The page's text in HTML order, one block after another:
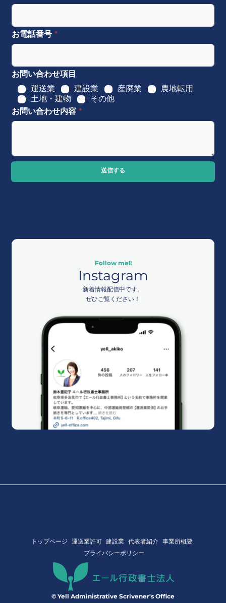
お電話番号*
お問い合わせ項目
運送業
建設業 産廃業
農地転用
土地・建物
その他
お問い合わせ内容*
送信する
Follow me!!
Instagram
新着情報配信中です。
ぜひご覧ください！
トップページ 運送業許可 建設業 代表者紹介 事業所概要
プライバシーポリシー
© Yell Administrative Scrivener's Office